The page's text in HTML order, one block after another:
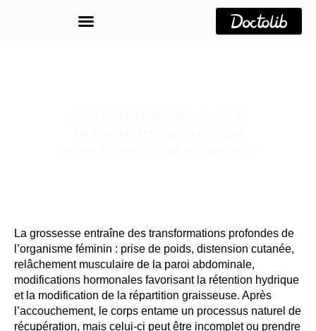
La grossesse entraîne des transformations profondes de
l’organisme féminin : prise de poids, distension cutanée,
relâchement musculaire de la paroi abdominale,
modifications hormonales favorisant la rétention hydrique
et la modification de la répartition graisseuse. Après
l’accouchement, le corps entame un processus naturel de
récupération, mais celui-ci peut être incomplet ou prendre